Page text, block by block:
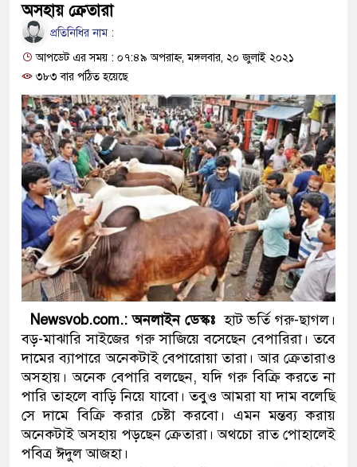
ফ্যাসিবাদবিরোধী আন্দোলনে
ও বিশ্বাসযোগ্য: প্রধানমন্ত্রী
মাননীয় প্রধানমন্ত্রী, মন্ত্রীবর্গ ও
সিল-স্বাক্ষর জালিয়াতি চক্রের পাঁচ
উদ্ধার
জনগণ পরিবর্তন চেয়েছে
প্রধানমন্ত্রী
মিরপুর মডেল থানার অভিযানে
মাদক কারবারি গ্রেফতার
২৮ লাখ টাকার জাল নোটসহ
থানা পুলিশ
যেকোনো সময় বেনজীরের
অসহায় ক্রেতারা
প্রতিনিধির নাম :
আপডেট এর সময় : ০৭:৪৯ অপরাহ্ন, মঙ্গলবার, ২০ জুলাই ২০২১
৩৮৩ বার পঠিত হয়েছে
Newsvob.com.: অনলাইন ডেস্কঃহাট ভর্তি গরু-ছাগল।
বড়-মাঝারি সাইজের গরু সাজিয়ে বসেছেন বেপারিরা। তবে
দামের ব্যাপারে অনেকটাই বেপারোয়া তারা। আর ক্রেতারাও
অসহায়। অনেক বেপারি বলছেন, যদি গরু বিক্রি করতে না
পারি তাহলে বাড়ি নিয়ে যাবো। তবুও আমরা যা দাম বলেছি
সে দামে বিক্রি করার চেষ্টা করবো। এমন মন্তব্য করায়
অনেকটাই অসহায় পড়ছেন ক্রেতারা। অথচো রাত পোহালেই
পবিত্র ঈদুল আজহা।